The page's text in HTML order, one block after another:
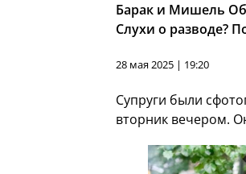
Барак и Мишель
Слухи о разводе?
28 мая 2025 | 19:20
Супруги были
вторник вечером.